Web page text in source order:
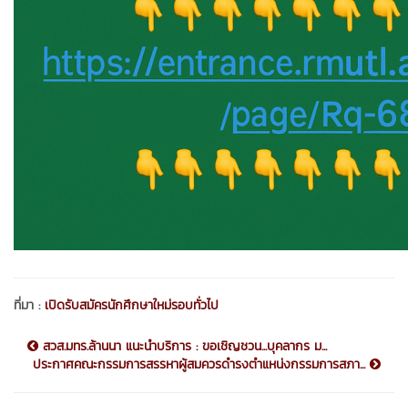
ที่มา : เปิดรับสมัครนักศึกษาใหม่รอบทั่วไป
สวส.มทร.ล้านนา แนะนำบริการ : ขอเชิญชวน...บุคลากร ม...
ประกาศคณะกรรมการสรรหาผู้สมควรดำรงตำแหน่งกรรมการสภา...